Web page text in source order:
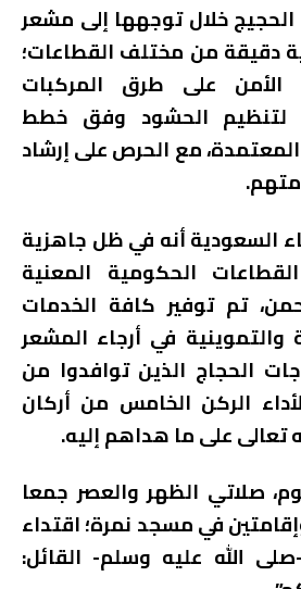
خلال توجهها إلى مشعر
دقيقة من مختلف القطاعات؛
الأمن على طرق المركبات
لتنظيم الحشود وفق خطط
مع الحرص على إرشاد
السعودية أنه في ظل جاهزية
الحكومية المعنية
تم توفير كافة الخدمات
والتموينية في أرجاء المشعر
الحجاج الذين توافدوا من
الركن الخامس من أركان
تعالى على ما هداهم إليه.
صلاتي الظهر والعصر جمعا
في مسجد نمرة؛ اقتداء
الله عليه وسلم- القائل: